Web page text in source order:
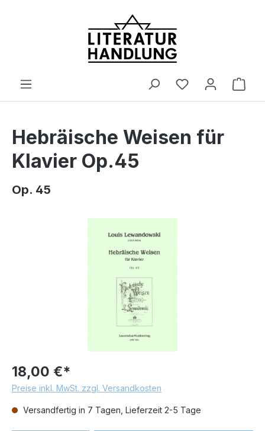
Hebräische Weisen für
Klavier Op.45
Op. 45
18,00 €*
Preise inkl. MwSt. zzgl. Versandkosten
Versandfertig in 7 Tagen, Lieferzeit 2-5 Tage